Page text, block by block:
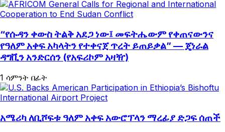
“የሱዳን ቀውስ ትልቅ አደጋ ነው፤ መፍትሔውም የቀጠናውንና
የዓለም አቀፍ አካላትን የተቀናጀ ጥረት ይጠይቃል” — ጄነራል
ዳግቪን አንድርሰን (የአፍሪኮም አዛዥ)
1 ሳምንት በፊት
አሜሪካ ለቢሾፍቱ ዓለም አቀፍ አውሮፕላን ማረፊያ ድጋፍ ሰጠች